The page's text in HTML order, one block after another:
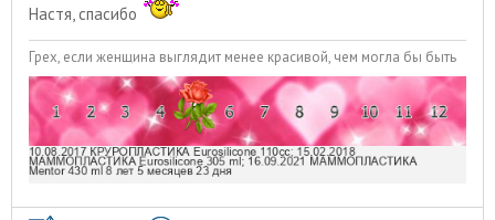
Настя, спасибо
Грех, если женщина выглядит менее красивой, чем могла бы быть